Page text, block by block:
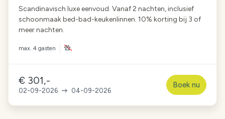
Scandinavisch luxe eenvoud. Vanaf 2 nachten, inclusief
schoonmaak bed-bad-keukenlinnen. 10% korting bij 3 of
meer nachten.
max. 4 gasten
€ 301,-
02-09-2026 04-09-2026
Boek nu